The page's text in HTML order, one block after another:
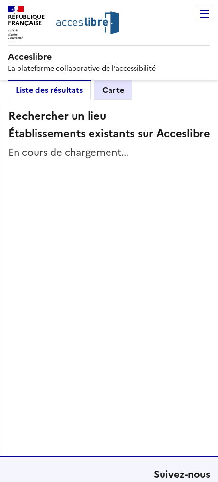
RÉPUBLIQUE
FRANÇAISE
Acceslibre
La plateforme collaborative de l’accessibilité
Liste des résultats Carte
Rechercher un lieu
Établissements existants sur Acceslibre
En cours de chargement...
Suivez-nous